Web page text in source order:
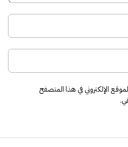
الإلكتروني في هذا المتصفح